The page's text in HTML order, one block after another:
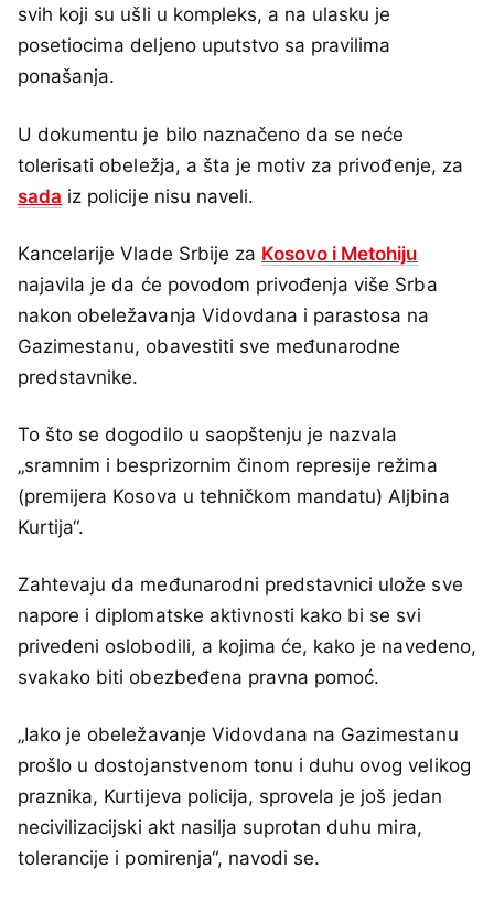
svih koji su ušli u kompleks, a na ulasku je
posetiocima deljeno uputstvo sa pravilima
ponašanja.
U dokumentu je bilo naznačeno da se neće
tolerisati obeležja, a šta je motiv za privođenje, za
sada iz policije nisu naveli.
Kancelarije Vlade Srbije za Kosovo i Metohiju
najavila je da će povodom privođenja više Srba
nakon obeležavanja Vidovdana i parastosa na
Gazimestanu, obavestiti sve međunarodne
predstavnike.
To što se dogodilo u saopštenju je nazvala
„sramnim i besprizornim činom represije režima
(premijera Kosova u tehničkom mandatu) Aljbina
Kurtija“.
Zahtevaju da međunarodni predstavnici ulože sve
napore i diplomatske aktivnosti kako bi se svi
privedeni oslobodili, a kojima će, kako je navedeno,
svakako biti obezbeđena pravna pomoć.
„Iako je obeležavanje Vidovdana na Gazimestanu
prošlo u dostojanstvenom tonu i duhu ovog velikog
praznika, Kurtijeva policija, sprovela je još jedan
necivilizacijski akt nasilja suprotan duhu mira,
tolerancije i pomirenja“, navodi se.